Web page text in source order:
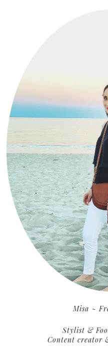
Misa ~
Stylist &
Content creator